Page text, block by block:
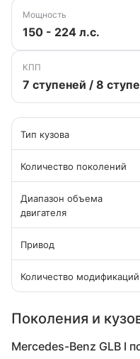
Мощность
150 - 224 л.с.
КПП
7 ступеней / 8
Тип кузова
Количество поколений
Диапазон объема
двигателя
Привод
Количество модификаций
Поколения и
Mercedes-Benz GLB I